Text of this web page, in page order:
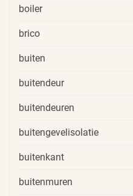
boiler
brico
buiten
buitendeur
buitendeuren
buitengevelisolatie
buitenkant
buitenmuren